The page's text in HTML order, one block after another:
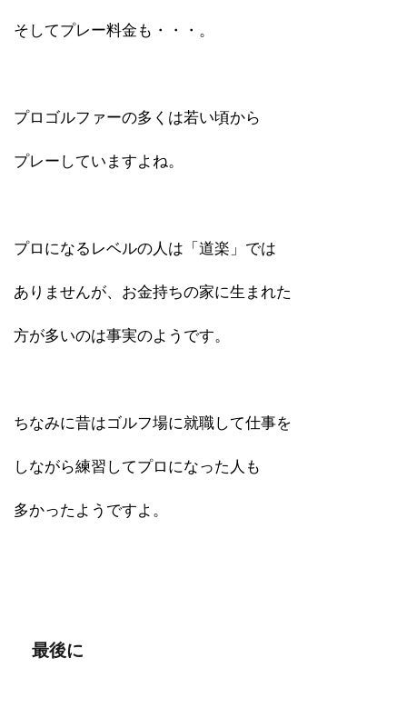
そしてプレー料金も・・・。
プロゴルファーの多くは若い頃から
プレーしていますよね。
プロになるレベルの人は「道楽」では
ありませんが、お金持ちの家に生まれた
方が多いのは事実のようです。
ちなみに昔はゴルフ場に就職して仕事を
しながら練習してプロになった人も
多かったようですよ。
最後に